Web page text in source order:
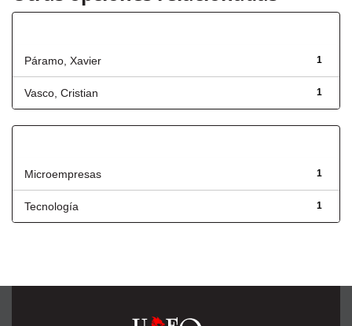
1
Páramo, Xavier
1
Vasco, Cristian
1
Microempresas
1
Tecnología